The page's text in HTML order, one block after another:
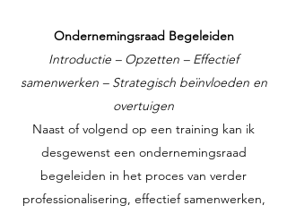
Ondernemingsraad Begeleiden
Introductie – Opzetten – Effectief
samenwerken – Strategisch beïnvloeden en
overtuigen
Naast of volgend op een training kan ik
desgewenst een ondernemingsraad
begeleiden in het proces van verder
professionalisering, effectief samenwerken,